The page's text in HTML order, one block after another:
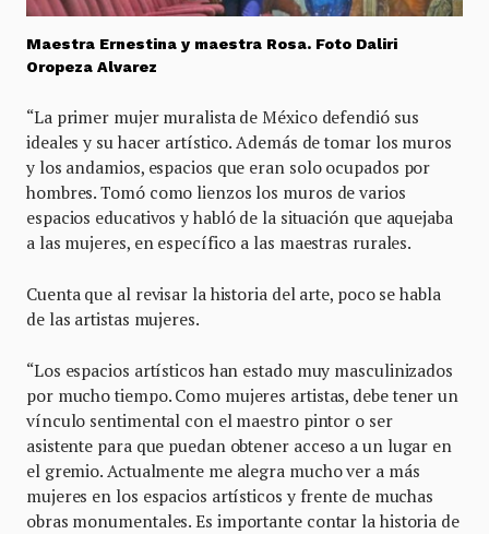
Maestra Ernestina y maestra Rosa. Foto Daliri
Oropeza Alvarez
“La primer mujer muralista de México defendió sus
ideales y su hacer artístico. Además de tomar los muros
y los andamios, espacios que eran solo ocupados por
hombres. Tomó como lienzos los muros de varios
espacios educativos y habló de la situación que aquejaba
a las mujeres, en específico a las maestras rurales.
Cuenta que al revisar la historia del arte, poco se habla
de las artistas mujeres.
“Los espacios artísticos han estado muy masculinizados
por mucho tiempo. Como mujeres artistas, debe tener un
vínculo sentimental con el maestro pintor o ser
asistente para que puedan obtener acceso a un lugar en
el gremio. Actualmente me alegra mucho ver a más
mujeres en los espacios artísticos y frente de muchas
obras monumentales. Es importante contar la historia de